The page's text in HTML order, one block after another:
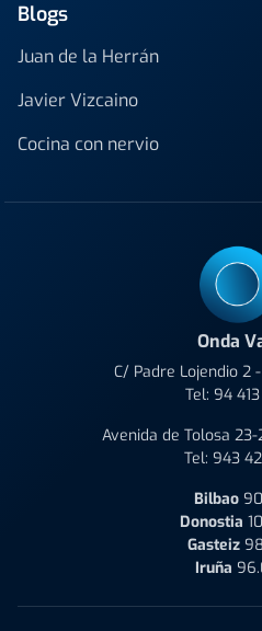
Blogs
Juan de la Herrán
Javier Vizcaino
Cocina con nervio
Onda
C/ Padre Lojendio 2
Tel: 94
Avenida de Tolosa
Tel: 943
Bilbao
Donostia
Gasteiz
Iruña